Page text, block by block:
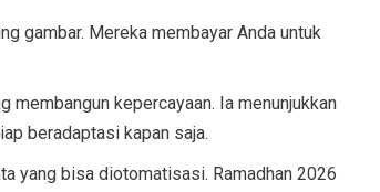
gambar. Mereka membayar Anda untuk
membangun kepercayaan. Ia menunjukkan
beradaptasi kapan saja.
yang bisa diotomatisasi. Ramadhan 2026